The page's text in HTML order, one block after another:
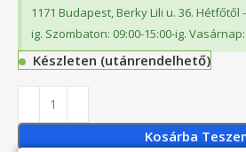
1171 Budapest, Berky Lili u. 36. Hétfőtől
ig. Szombaton: 09:00-15:00-ig. Vasárnap:
Készleten (utánrendelhető)
Kosárba